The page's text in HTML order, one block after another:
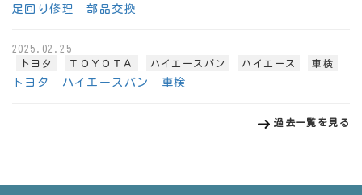
足回り修理 部品交換
2025.02.25
トヨタ
ＴＯＹＯＴＡ ハイエースバン ハイエース 車検
トヨタ ハイエースバン 車検
過去一覧を見る